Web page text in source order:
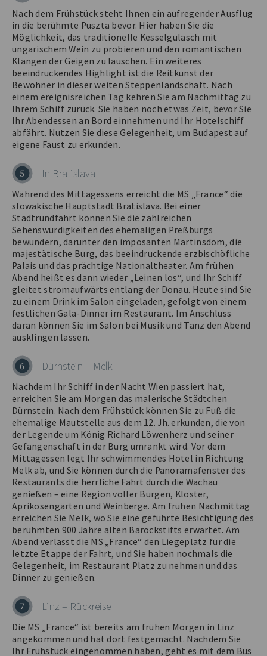
Nach dem Frühstück steht Ihnen ein aufregender Ausflug
in die berühmte Puszta bevor. Hier haben Sie die
Möglichkeit, das traditionelle Kesselgulasch mit
ungarischem Wein zu probieren und den romantischen
Klängen der Geigen zu lauschen. Ein weiteres
beeindruckendes Highlight ist die Reitkunst der
Bewohner in dieser weiten Steppenlandschaft. Nach
einem ereignisreichen Tag kehren Sie am Nachmittag zu
Ihrem Schiff zurück. Sie haben noch etwas Zeit, bevor Sie
Ihr Abendessen an Bord einnehmen und Ihr Hotelschiff
abfährt. Nutzen Sie diese Gelegenheit, um Budapest auf
eigene Faust zu erkunden.
5 In Bratislava
Während des Mittagessens erreicht die MS „France“ die
slowakische Hauptstadt Bratislava. Bei einer
Stadtrundfahrt können Sie die zahlreichen
Sehenswürdigkeiten des ehemaligen Preßburgs
bewundern, darunter den imposanten Martinsdom, die
majestätische Burg, das beeindruckende erzbischöfliche
Palais und das prächtige Nationaltheater. Am frühen
Abend heißt es dann wieder „Leinen los“, und Ihr Schiff
gleitet stromaufwärts entlang der Donau. Heute sind Sie
zu einem Drink im Salon eingeladen, gefolgt von einem
festlichen Gala-Dinner im Restaurant. Im Anschluss
daran können Sie im Salon bei Musik und Tanz den Abend
ausklingen lassen.
6 Dürnstein – Melk
Nachdem Ihr Schiff in der Nacht Wien passiert hat,
erreichen Sie am Morgen das malerische Städtchen
Dürnstein. Nach dem Frühstück können Sie zu Fuß die
ehemalige Mautstelle aus dem 12. Jh. erkunden, die von
der Legende um König Richard Löwenherz und seiner
Gefangenschaft in der Burg umrankt wird. Vor dem
Mittagessen legt Ihr schwimmendes Hotel in Richtung
Melk ab, und Sie können durch die Panoramafenster des
Restaurants die herrliche Fahrt durch die Wachau
genießen – eine Region voller Burgen, Klöster,
Aprikosengärten und Weinberge. Am frühen Nachmittag
erreichen Sie Melk, wo Sie eine geführte Besichtigung des
berühmten 900 Jahre alten Barockstifts erwartet. Am
Abend verlässt die MS „France“ den Liegeplatz für die
letzte Etappe der Fahrt, und Sie haben nochmals die
Gelegenheit, im Restaurant Platz zu nehmen und das
Dinner zu genießen.
7 Linz – Rückreise
Die MS „France“ ist bereits am frühen Morgen in Linz
angekommen und hat dort festgemacht. Nachdem Sie
Ihr Frühstück eingenommen haben, geht es mit dem Bus